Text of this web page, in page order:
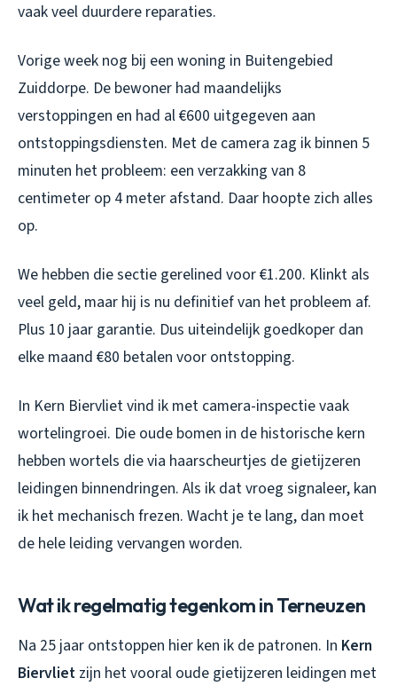
vaak veel duurdere reparaties.
Vorige week nog bij een woning in Buitengebied
Zuiddorpe. De bewoner had maandelijks
verstoppingen en had al €600 uitgegeven aan
ontstoppingsdiensten. Met de camera zag ik binnen 5
minuten het probleem: een verzakking van 8
centimeter op 4 meter afstand. Daar hoopte zich alles
op.
We hebben die sectie gerelined voor €1.200. Klinkt als
veel geld, maar hij is nu definitief van het probleem af.
Plus 10 jaar garantie. Dus uiteindelijk goedkoper dan
elke maand €80 betalen voor ontstopping.
In Kern Biervliet vind ik met camera-inspectie vaak
wortelingroei. Die oude bomen in de historische kern
hebben wortels die via haarscheurtjes de gietijzeren
leidingen binnendringen. Als ik dat vroeg signaleer, kan
ik het mechanisch frezen. Wacht je te lang, dan moet
de hele leiding vervangen worden.
Wat ik regelmatig tegenkom in Terneuzen
Na 25 jaar ontstoppen hier ken ik de patronen. In Kern
Biervliet zijn het vooral oude gietijzeren leidingen met